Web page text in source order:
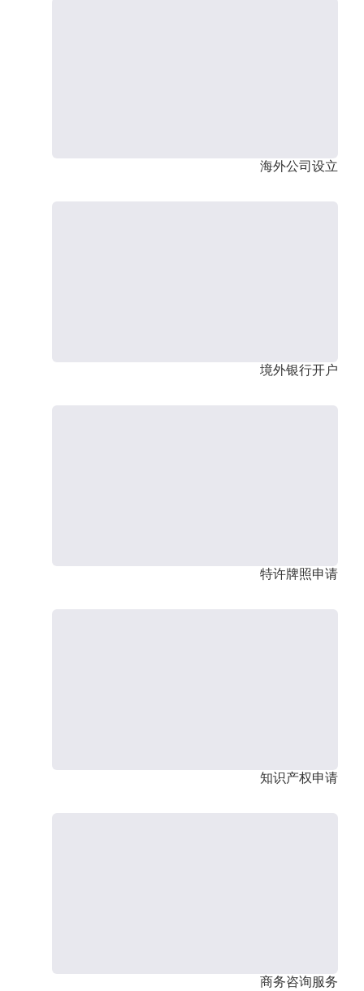
海外公司设立
境外银行开户
特许牌照申请
知识产权申请
商务咨询服务